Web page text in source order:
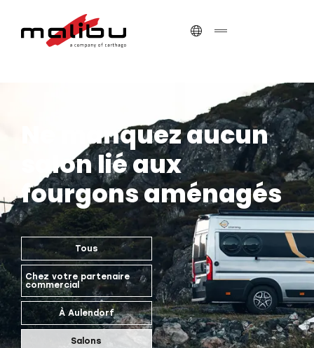
Ne manquez aucun
salon lié aux
fourgons aménagés
Tous
Chez votre partenaire
commercial
À Aulendorf
Salons